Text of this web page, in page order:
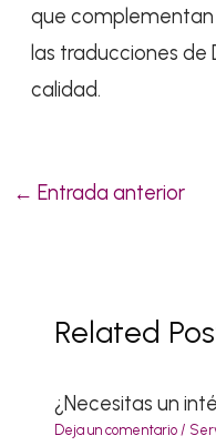
que
las traducciones de
calidad.
← Entrada anterior
Related
¿Necesitas un
Deja un comentario /